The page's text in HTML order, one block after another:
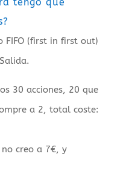
FIFO (first in first out)
30 acciones, 20 que
a 2, total coste:
creo a 7€, y